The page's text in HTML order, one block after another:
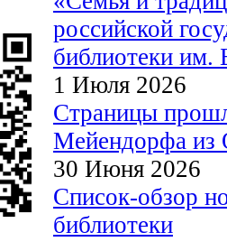
российской
библиотеки им.
1 Июля 2026
Страницы
Мейендорфа из
30 Июня 2026
Список-обзор
библиотеки